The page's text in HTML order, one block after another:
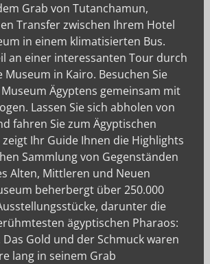
Grab von Tutanchamun,
Transfer zwischen Ihrem Hotel
in einem klimatisierten Bus.
an einer interessanten Tour durch
Museum in Kairo. Besuchen Sie
Ägyptens gemeinsam mit
Lassen Sie sich abholen von
fahren Sie zum Ägyptischen
Ihr Guide Ihnen die Highlights
Sammlung von Gegenständen
Alten, Mittleren und Neuen
beherbergt über 250.000
darunter die
ägyptischen Pharaos:
Gold und der Schmuck waren
lang in seinem Grab